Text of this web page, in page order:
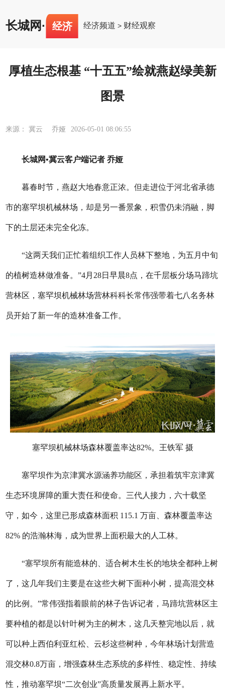
长城网· 经济 经济频道 > 财经观察
厚植生态根基 “十五五”绘就燕赵绿美新
图景
来源： 冀云 乔娅 2026-05-01 08:06:55
长城网•冀云客户端记者 乔娅
暮春时节，燕赵大地春意正浓。但走进位于河北省承德
市的塞罕坝机械林场，却是另一番景象，积雪仍未消融，脚
下的土层还未完全化冻。
“这两天我们正忙着组织工作人员林下整地，为五月中旬
的植树造林做准备。”4月28日早晨8点，在千层板分场马蹄坑
营林区，塞罕坝机械林场营林科科长常伟强带着七八名务林
员开始了新一年的造林准备工作。
塞罕坝机械林场森林覆盖率达82%。王铁军 摄
塞罕坝作为京津冀水源涵养功能区，承担着筑牢京津冀
生态环境屏障的重大责任和使命。三代人接力，六十载坚
守，如今，这里已形成森林面积 115.1 万亩、森林覆盖率达
82% 的浩瀚林海，成为世界上面积最大的人工林。
“塞罕坝所有能造林的、适合树木生长的地块全都种上树
了，这几年我们主要是在这些大树下面种小树，提高混交林
的比例。”常伟强指着眼前的林子告诉记者，马蹄坑营林区主
要种植的都是以针叶树为主的树木，这几天整完地以后，就
可以种上西伯利亚红松、云杉这些树种，今年林场计划营造
混交林0.8万亩，增强森林生态系统的多样性、稳定性、持续
性，推动塞罕坝“二次创业”高质量发展再上新水平。